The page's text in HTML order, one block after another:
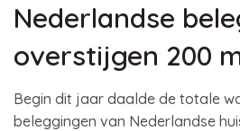
Nederlandse
overstijgen 200
Begin dit jaar daalde de totale
beleggingen van Nederlandse